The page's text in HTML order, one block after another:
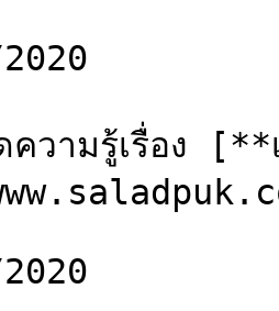
ความรู้เรื่อง